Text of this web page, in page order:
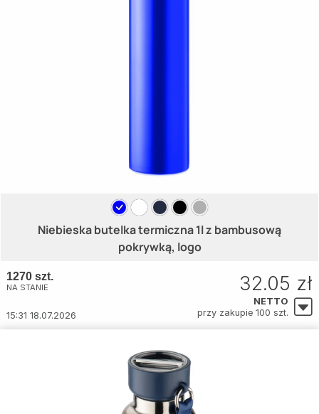
Niebieska butelka termiczna 1l z bambusową
pokrywką, logo
1270 szt.
NA STANIE
15:31 18.07.2026
32.05 zł
NETTO
przy zakupie 100 szt.